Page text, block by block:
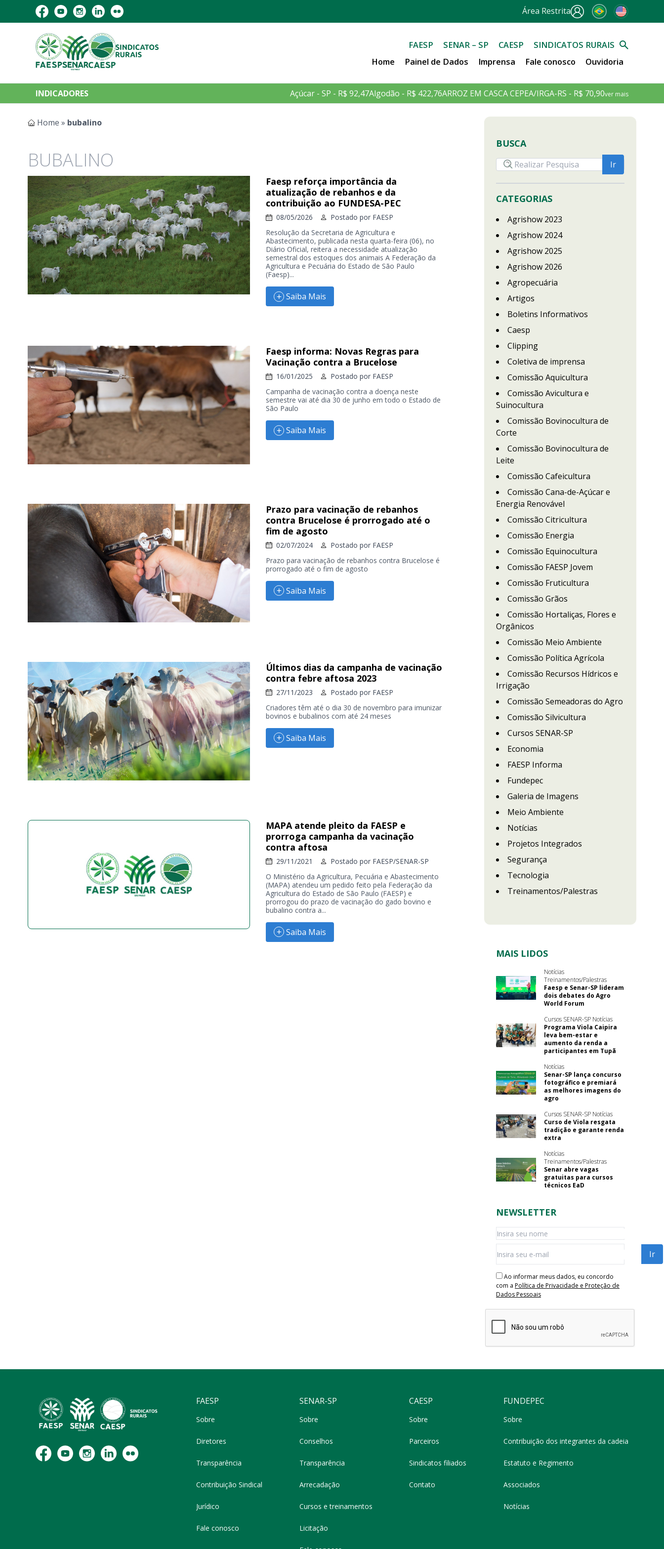
Área Restrita
FAESP SENAR – SP CAESP
SINDICATOS RURAIS
Home
Painel de Dados Imprensa Fale conosco Ouvidoria
INDICADORES Açúcar - SP - R$ 92,47Algodão - R$ 422,76ARROZ EM CASCA CEPEA/IRGA-RS - R$ 70,90ver mais
Home » bubalino
BUBALINO
Faesp reforça importância da
atualização de rebanhos e da
contribuição ao FUNDESA-PEC
08/05/2026 Postado por FAESP
Resolução da Secretaria de Agricultura e
Abastecimento, publicada nesta quarta-feira (06), no
Diário Oficial, reitera a necessidade atualização
semestral dos estoques dos animais A Federação da
Agricultura e Pecuária do Estado de São Paulo
(Faesp)...
Saiba Mais
Faesp informa: Novas Regras para
Vacinação contra a Brucelose
16/01/2025 Postado por FAESP
Campanha de vacinação contra a doença neste
semestre vai até dia 30 de junho em todo o Estado de
São Paulo
Saiba Mais
Prazo para vacinação de rebanhos
contra Brucelose é prorrogado até o
fim de agosto
02/07/2024 Postado por FAESP
Prazo para vacinação de rebanhos contra Brucelose é
prorrogado até o fim de agosto
Saiba Mais
Últimos dias da campanha de vacinação
contra febre aftosa 2023
27/11/2023 Postado por FAESP
Criadores têm até o dia 30 de novembro para imunizar
bovinos e bubalinos com até 24 meses
Saiba Mais
MAPA atende pleito da FAESP e
prorroga campanha da vacinação
contra aftosa
29/11/2021 Postado por FAESP/SENAR-SP
O Ministério da Agricultura, Pecuária e Abastecimento
(MAPA) atendeu um pedido feito pela Federação da
Agricultura do Estado de São Paulo (FAESP) e
prorrogou do prazo de vacinação do gado bovino e
bubalino contra a...
Saiba Mais
BUSCA
CATEGORIAS
Agrishow 2023
Agrishow 2024
Agrishow 2025
Agrishow 2026
Agropecuária
Artigos
Boletins Informativos
Caesp
Clipping
Coletiva de imprensa
Comissão Aquicultura
Comissão Avicultura e
Suinocultura
Comissão Bovinocultura de
Corte
Comissão Bovinocultura de
Leite
Comissão Cafeicultura
Comissão Cana-de-Açúcar e
Energia Renovável
Comissão Citricultura
Comissão Energia
Comissão Equinocultura
Comissão FAESP Jovem
Comissão Fruticultura
Comissão Grãos
Comissão Hortaliças, Flores e
Orgânicos
Comissão Meio Ambiente
Comissão Política Agrícola
Comissão Recursos Hídricos e
Irrigação
Comissão Semeadoras do Agro
Comissão Silvicultura
Cursos SENAR-SP
Economia
FAESP Informa
Fundepec
Galeria de Imagens
Meio Ambiente
Notícias
Projetos Integrados
Segurança
Tecnologia
Treinamentos/Palestras
MAIS LIDOS
Notícias
Treinamentos/Palestras
Faesp e Senar-SP lideram
dois debates do Agro
World Forum
Cursos SENAR-SP Notícias
Programa Viola Caipira
leva bem-estar e
aumento da renda a
participantes em Tupã
Notícias
Senar-SP lança concurso
fotográfico e premiará
as melhores imagens do
agro
Cursos SENAR-SP Notícias
Curso de Viola resgata
tradição e garante renda
extra
Notícias
Treinamentos/Palestras
Senar abre vagas
gratuitas para cursos
técnicos EaD
NEWSLETTER
Ao informar meus dados, eu concordo
com a Política de Privacidade e Proteção de
Dados Pessoais
FAESP
Sobre
Diretores
Transparência
Contribuição Sindical
Jurídico
Fale conosco
SENAR-SP
Sobre
Conselhos
Transparência
Arrecadação
Cursos e treinamentos
Licitação
CAESP
Sobre
Parceiros
Sindicatos filiados
Contato
FUNDEPEC
Sobre
Contribuição dos integrantes da cadeia
Estatuto e Regimento
Associados
Notícias